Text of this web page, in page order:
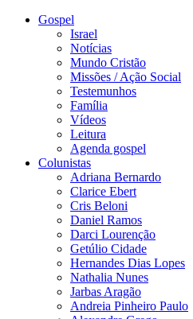
Gospel
Israel
Notícias
Mundo Cristão
Missões / Ação Social
Testemunhos
Família
Vídeos
Leitura
Agenda gospel
Colunistas
Adriana Bernardo
Clarice Ebert
Cris Beloni
Daniel Ramos
Darci Lourenção
Getúlio Cidade
Hernandes Dias Lopes
Nathalia Nunes
Jarbas Aragão
Andreia Pinheiro Paulo